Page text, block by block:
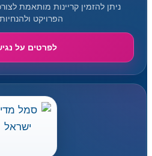
ניתן להזמין קריינות מותאמת
הפרויקט
לפרטים על